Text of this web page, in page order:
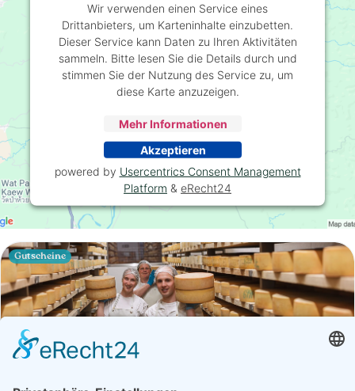
Gutscheine
Wir verwenden einen Service eines
Drittanbieters, um Karteninhalte einzubetten.
Dieser Service kann Daten zu Ihren Aktivitäten
sammeln. Bitte lesen Sie die Details durch und
stimmen Sie der Nutzung des Service zu, um
diese Karte anzuzeigen.
Mehr Informationen
Akzeptieren
powered by Usercentrics Consent Management
Platform & eRecht24